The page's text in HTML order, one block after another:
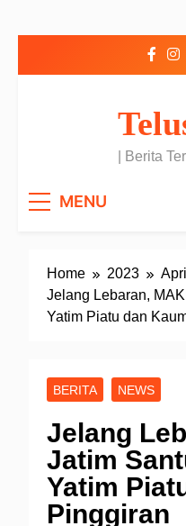
| Berita
MENU
Home 2023
April
Jelang Lebaran,
Yatim Piatu dan
BERITA NEWS
Jelang
Jatim
Yatim
Pinggiran